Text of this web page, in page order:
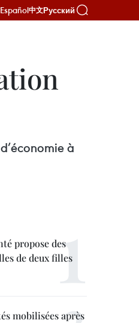
Español中文Русский
à
propose des
de deux filles
mobilisées après